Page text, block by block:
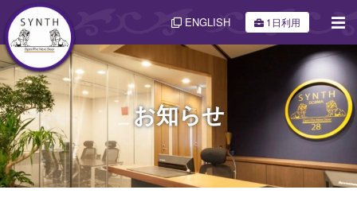
ENGLISH 1日利用
お知らせ